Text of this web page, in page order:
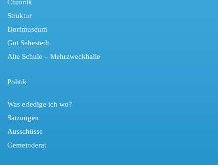
Chronik
Struktur
Dorfmuseum
Gut Sehestedt
Alte Schule – Mehrzweckhalle
Politik
Was erledige ich wo?
Satzungen
Ausschüsse
Gemeinderat